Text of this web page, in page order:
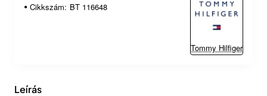
Cikkszám: BT 116648
Tommy Hilfiger
Leírás